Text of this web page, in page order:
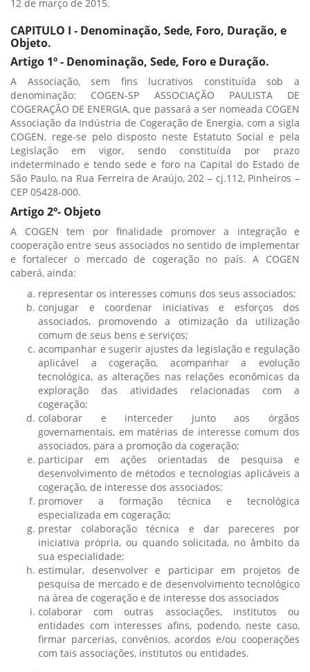
12 de março de 2015.
CAPITULO I - Denominação, Sede, Foro, Duração, e
Objeto.
Artigo 1º - Denominação, Sede, Foro e Duração.
A Associação, sem fins lucrativos constituída sob a
denominação: COGEN-SP ASSOCIAÇÃO PAULISTA DE
COGERAÇÃO DE ENERGIA, que passará a ser nomeada COGEN
Associação da Indústria de Cogeração de Energia, com a sigla
COGEN, rege-se pelo disposto neste Estatuto Social e pela
Legislação em vigor, sendo constituída por prazo
indeterminado e tendo sede e foro na Capital do Estado de
São Paulo, na Rua Ferreira de Araújo, 202 – cj.112, Pinheiros –
CEP 05428-000.
Artigo 2º- Objeto
A COGEN tem por finalidade promover a integração e
cooperação entre seus associados no sentido de implementar
e fortalecer o mercado de cogeração no país. A COGEN
caberá, ainda:
representar os interesses comuns dos seus associados;
conjugar e coordenar iniciativas e esforços dos
associados, promovendo a otimização da utilização
comum de seus bens e serviços;
acompanhar e sugerir ajustes da legislação e regulação
aplicável a cogeração, acompanhar a evolução
tecnológica, as alterações nas relações econômicas da
exploração das atividades relacionadas com a
cogeração;
colaborar e interceder junto aos órgãos
governamentais, em matérias de interesse comum dos
associados, para a promoção da cogeração;
participar em ações orientadas de pesquisa e
desenvolvimento de métodos e tecnologias aplicáveis a
cogeração, de interesse dos associados;
promover a formação técnica e tecnológica
especializada em cogeração;
prestar colaboração técnica e dar pareceres por
iniciativa própria, ou quando solicitada, no âmbito da
sua especialidade;
estimular, desenvolver e participar em projetos de
pesquisa de mercado e de desenvolvimento tecnológico
na área de cogeração e de interesse dos associados
colaborar com outras associações, institutos ou
entidades com interesses afins, podendo, neste caso,
firmar parcerias, convênios, acordos e/ou cooperações
com tais associações, institutos ou entidades.